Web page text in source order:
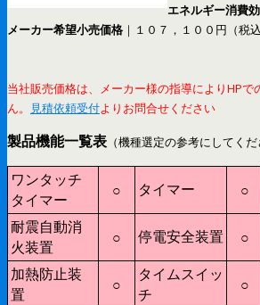
エネルギー消費
メーカー希望小売価格 ｜１０７，１００円（税込
当社販売価格は、メーカー様の指導によりHPで
ん。
見積依頼受付よりお問合せください
製品機能一覧表 （機種選定の参考にしてくだ
ワンタッチ
タイマー
○ タイマー ○
耐震自動消
火装置
○ 停電安全装置 ○
加熱防止装
置
○
タイムスイッ
チ
○